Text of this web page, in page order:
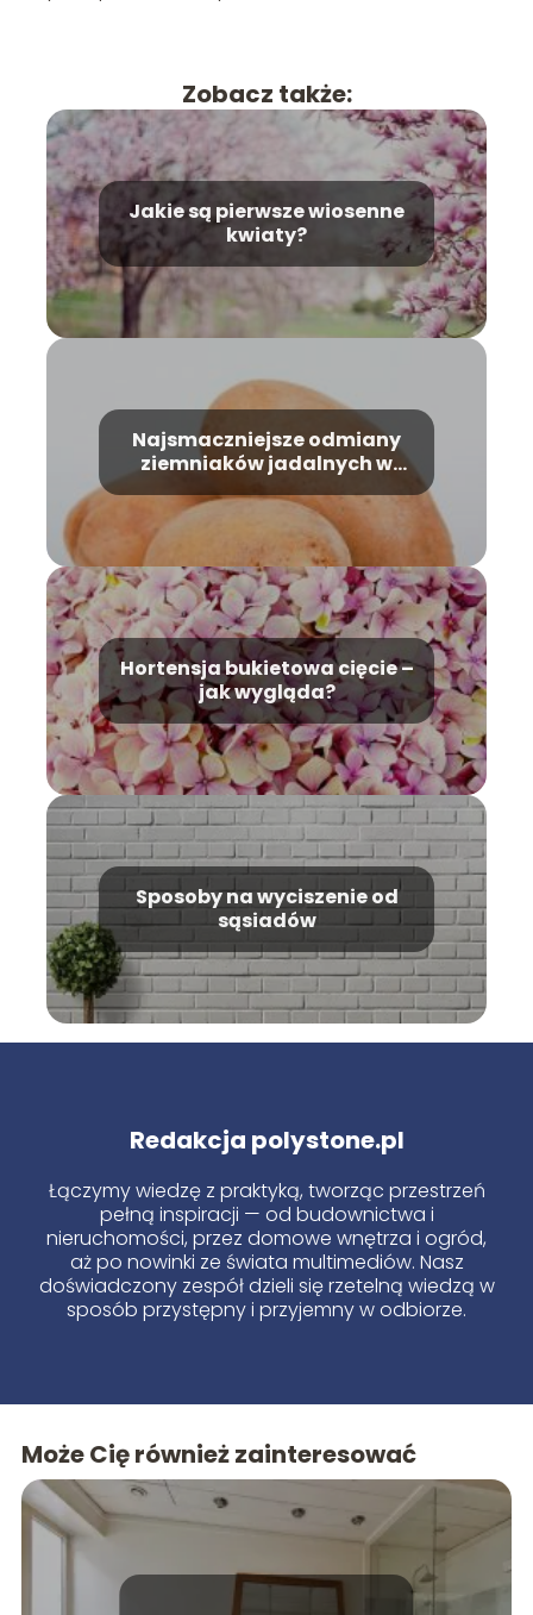
Zobacz także:
Jakie są pierwsze wiosenne
kwiaty?
Najsmaczniejsze odmiany
ziemniaków jadalnych w
Hortensja bukietowa cięcie –
jak wygląda?
Sposoby na wyciszenie od
sąsiadów
Redakcja polystone.pl
Łączymy wiedzę z praktyką, tworząc przestrzeń
pełną inspiracji — od budownictwa i
nieruchomości, przez domowe wnętrza i ogród,
aż po nowinki ze świata multimediów. Nasz
doświadczony zespół dzieli się rzetelną wiedzą w
sposób przystępny i przyjemny w odbiorze.
Może Cię również zainteresować